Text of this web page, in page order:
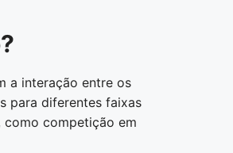
a interação entre os
para diferentes faixas
como competição em